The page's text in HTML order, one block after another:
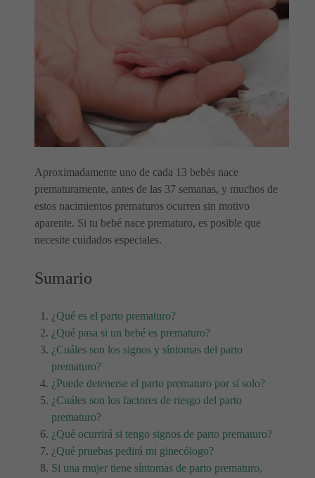
Aproximadamente uno de cada 13 bebés nace
prematuramente, antes de las 37 semanas, y muchos de
estos nacimientos prematuros ocurren sin motivo
aparente. Si tu bebé nace prematuro, es posible que
necesite cuidados especiales.
Sumario
¿Qué es el parto prematuro?
¿Qué pasa si un bebé es prematuro?
¿Cuáles son los signos y síntomas del parto
prematuro?
¿Puede detenerse el parto prematuro por sí solo?
¿Cuáles son los factores de riesgo del parto
prematuro?
¿Qué ocurrirá si tengo signos de parto prematuro?
¿Qué pruebas pedirá mi ginecólogo?
Si una mujer tiene síntomas de parto prematuro,